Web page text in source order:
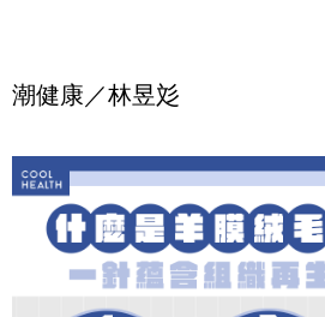
潮健康／林昱彣